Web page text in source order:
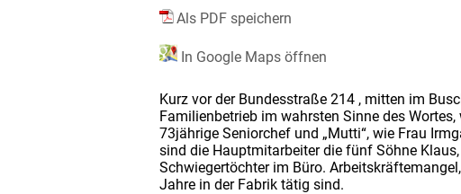
Als PDF speichern
In Google Maps öffnen
Kurz vor der Bundesstraße 214 , mitten im
Familienbetrieb im wahrsten Sinne des
73jährige Seniorchef und „Mutti“, wie Frau
sind die Hauptmitarbeiter die fünf Söhne
Schwiegertöchter im Büro.
Jahre in der Fabrik tätig sind.